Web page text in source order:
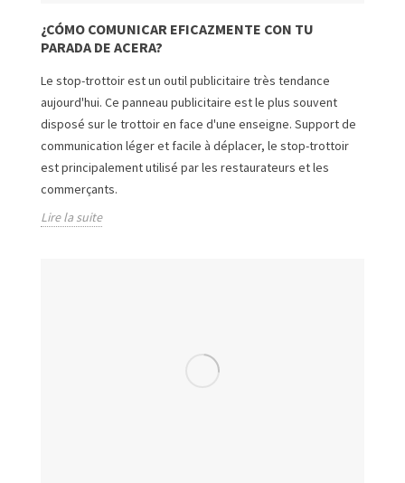
¿CÓMO COMUNICAR EFICAZMENTE CON TU
PARADA DE ACERA?
Le stop-trottoir est un outil publicitaire très tendance
aujourd'hui. Ce panneau publicitaire est le plus souvent
disposé sur le trottoir en face d'une enseigne. Support de
communication léger et facile à déplacer, le stop-trottoir
est principalement utilisé par les restaurateurs et les
commerçants.
Lire la suite